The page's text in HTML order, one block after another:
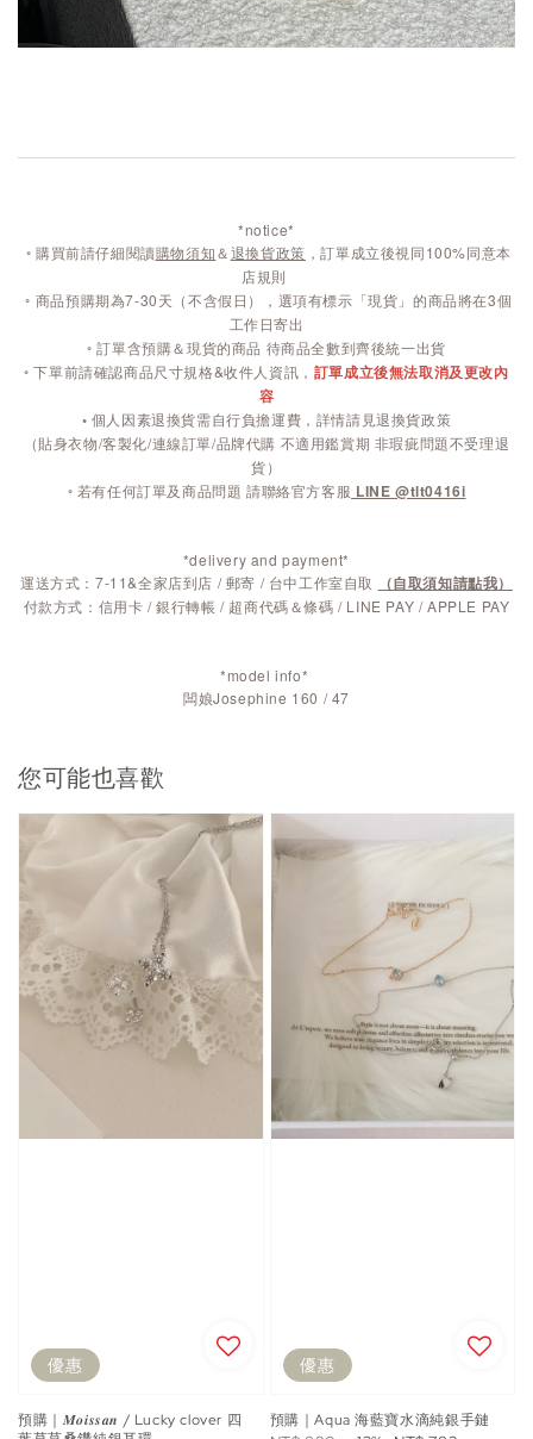
*notice*
◦ 購買前請仔細閱讀購物須知＆退換貨政策 ，訂單成立後視同100%同意本
店規則
◦ 商品預購期為7-30天（不含假日），選項有標示「現貨」的商品將在3個
工作日寄出
◦ 訂單含預購＆現貨的商品 待商品全數到齊後統一出貨
◦ 下單前請確認商品尺寸規格&收件人資訊， 訂單成立後無法取消及更改內
容
◦ 個人因素退換貨需自行負擔運費，詳情請見退換貨政策
（貼身衣物/客製化/連線訂單/品牌代購 不適用鑑賞期 非瑕疵問題不受理退
貨）
◦ 若有任何訂單及商品問題 請聯絡官方客服 LINE @tlt0416i
*delivery and payment*
運送方式：7-11&全家店到店 / 郵寄 / 台中工作室自取
（自取須知請點我）
付款方式：信用卡 / 銀行轉帳 / 超商代碼＆條碼 / LINE PAY / APPLE PAY
*model info*
闆娘Josephine 160 / 47
您可能也喜歡
優惠
預購｜𝑴𝒐𝒊𝒔𝒔𝒂𝒏 / Lucky clover 四
優惠
預購｜Aqua 海藍寶水滴純銀手鏈